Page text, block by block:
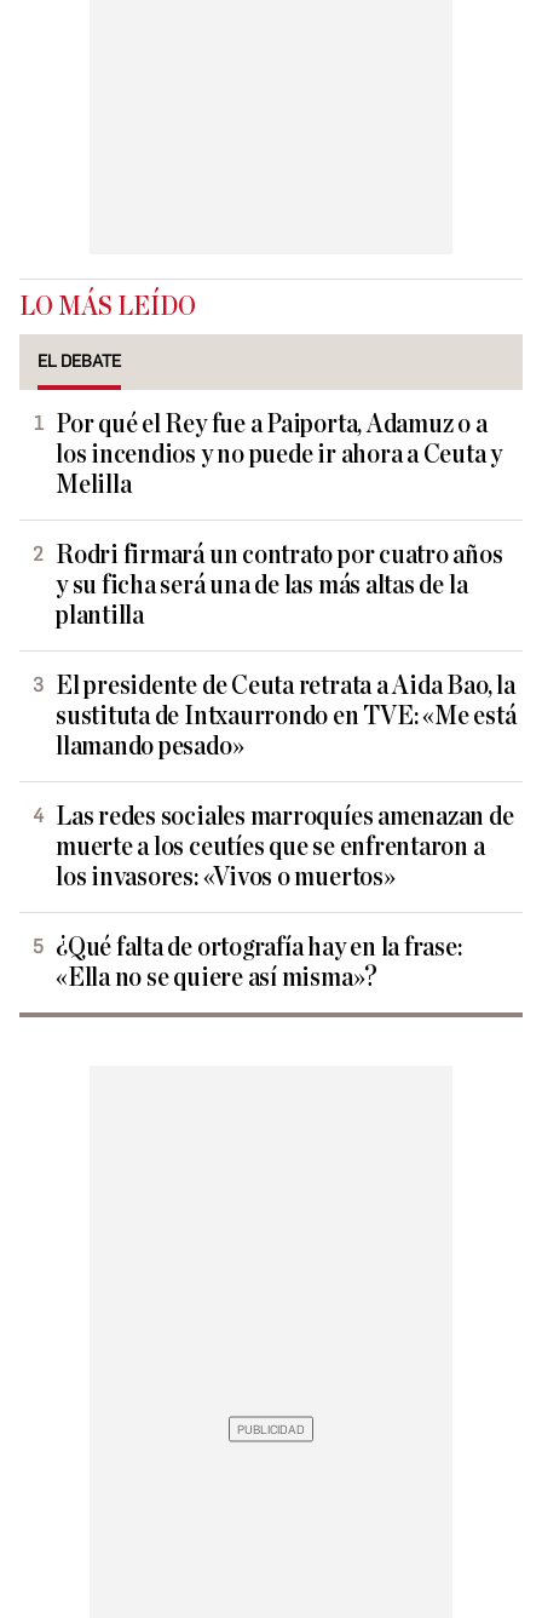
LO MÁS LEÍDO
EL DEBATE
Por qué el Rey fue a Paiporta, Adamuz o a
los incendios y no puede ir ahora a Ceuta y
Melilla
Rodri firmará un contrato por cuatro años
y su ficha será una de las más altas de la
plantilla
El presidente de Ceuta retrata a Aida Bao, la
sustituta de Intxaurrondo en TVE: «Me está
llamando pesado»
Las redes sociales marroquíes amenazan de
muerte a los ceutíes que se enfrentaron a
los invasores: «Vivos o muertos»
¿Qué falta de ortografía hay en la frase:
«Ella no se quiere así misma»?